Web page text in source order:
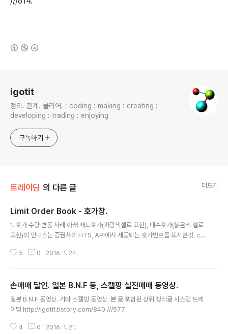
igotit
정의. 관계. 클리어. : coding : making : creating :
developing : trading : enjoying
구독하기
트레이딩 의 다른 글 더보기
Limit Order Book - 호가창.
1. 호가 수량 변동 사례 아래 매도호가(파랑색셀로 표현), 매수호가(붉은색 셀로
표현)의 인덱스는 증권사의 HTS, API에서 제공되는 호가번호를 표시한것. ca
Qt2-Qt1(index) 17 16 15 14 12 (5) 15 (5) +3 (5) 13 6 (4) 5 (5) -1 (4)
9 (5) 10 (5) +1 (5) 4 3 case2. t..
5 0 2016. 1. 24.
손매매 달인. 일본 B.N.F 등, 스캘핑 실전매매 동영상.
일본 B.N.F 동영상. 기타 스캘핑 동영상. 본 글 포함된 상위 정리글 시스템 트레
이딩 http://igotit.tistory.com/840 ///577.
4 0 2016. 1. 21.